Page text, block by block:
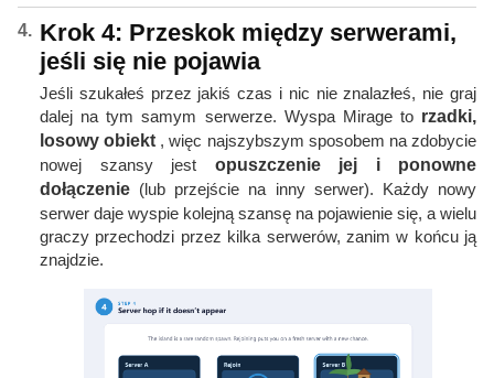
Krok 4: Przeskok między serwerami,
jeśli się nie pojawia
Jeśli szukałeś przez jakiś czas i nic nie znalazłeś, nie graj
dalej na tym samym serwerze. Wyspa Mirage to rzadki,
losowy obiekt , więc najszybszym sposobem na zdobycie
nowej szansy jest opuszczenie jej i ponowne
dołączenie (lub przejście na inny serwer). Każdy nowy
serwer daje wyspie kolejną szansę na pojawienie się, a wielu
graczy przechodzi przez kilka serwerów, zanim w końcu ją
znajdzie.